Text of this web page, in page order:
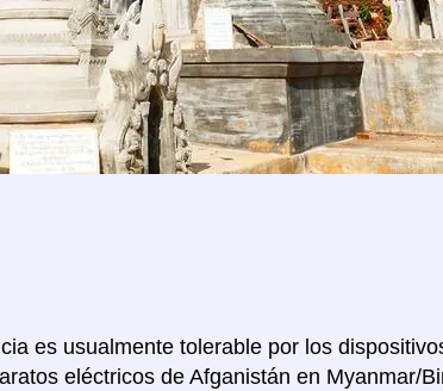
es usualmente tolerable por los
eléctricos de Afganistán en Myanmar/